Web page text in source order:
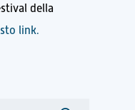
della
link.